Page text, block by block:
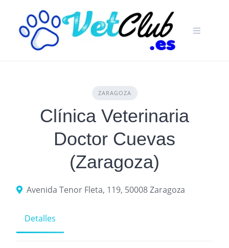
content
ZARAGOZA
Clínica Veterinaria
Doctor Cuevas
(Zaragoza)
Avenida Tenor Fleta, 119, 50008 Zaragoza
Detalles